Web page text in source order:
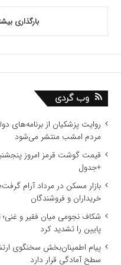
بارگذاری
وب گردی
روایت پزشکیان از برنامه‌های
مردم امشب منتشر می‌شود
+جدول
بازار مسکن در مرداد آرام
خریداران و فروشندگان
شکاف نجومی میان فقیر و
پایین را تشدید کرد
پیام اطمینان‌بخش سخنگوی
سطح آمادگی قرار دارد